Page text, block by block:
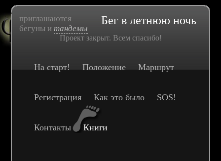
приглашаются
бегуны итандемы
Бег в летнюю ночь
Проект закрыт. Всем спасибо!
На старт! Положение Маршрут
Регистрация Как это было SOS!
Контакты Книги